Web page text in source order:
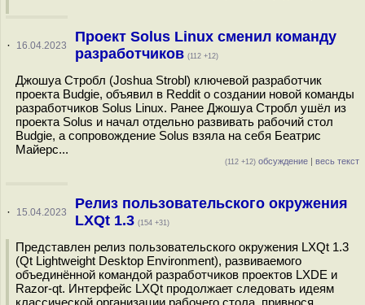
· 16.04.2023
Проект Solus Linux сменил команду
разработчиков (112 +12)
Джошуа Стробл (Joshua Strobl) ключевой разработчик
проекта Budgie, объявил в Reddit о создании новой команды
разработчиков Solus Linux. Ранее Джошуа Стробл ушёл из
проекта Solus и начал отдельно развивать рабочий стол
Budgie, а сопровождение Solus взяла на себя Беатрис
Майерс...
(112 +12) обсуждение | весь текст
· 15.04.2023
Релиз пользовательского окружения
LXQt 1.3 (154 +31)
Представлен релиз пользовательского окружения LXQt 1.3
(Qt Lightweight Desktop Environment), развиваемого
объединённой командой разработчиков проектов LXDE и
Razor-qt. Интерфейс LXQt продолжает следовать идеям
классической организации рабочего стола, привнося